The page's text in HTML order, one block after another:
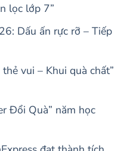
lọc lớp 7”
Dấu ấn rực rỡ – Tiếp
vui – Khui quà chất”
Đổi Quà” năm học